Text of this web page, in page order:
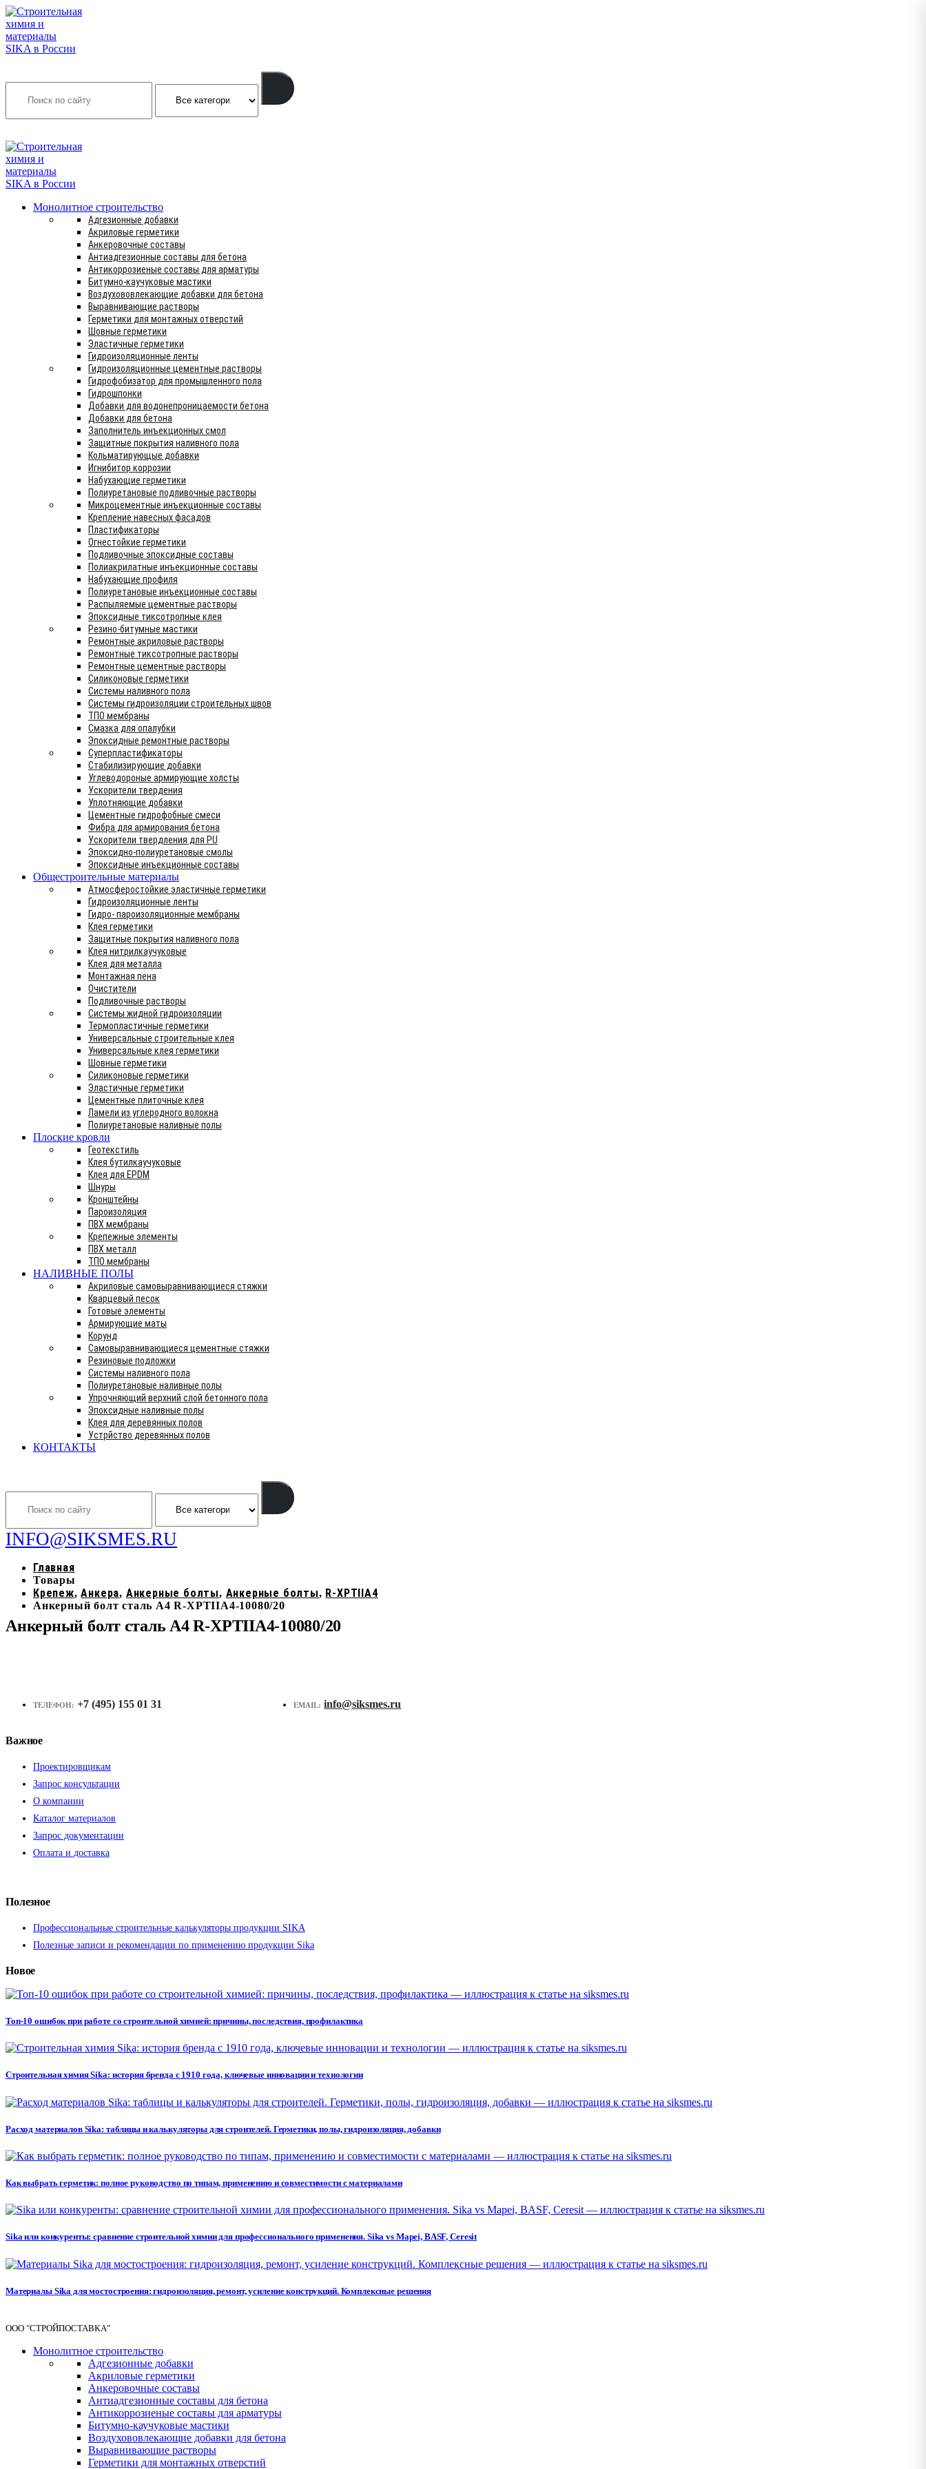
Монолитное строительство
Адгезионные добавки
Акриловые герметики
Анкеровочные составы
Антиадгезионные составы для бетона
Антикоррозиеные составы для арматуры
Битумно-каучуковые мастики
Воздухововлекающие добавки для бетона
Выравнивающие растворы
Герметики для монтажных отверстий
Шовные герметики
Эластичные герметики
Гидроизоляционные ленты
Гидроизоляционные цементные растворы
Гидрофобизатор для промышленного пола
Гидрошпонки
Добавки для водонепроницаемости бетона
Добавки для бетона
Заполнитель инъекционных смол
Защитные покрытия наливного пола
Кольматирующые добавки
Игнибитор коррозии
Набухающие герметики
Полиуретановые подливочные растворы
Микроцементные инъекционные составы
Крепление навесных фасадов
Пластификаторы
Огнестойкие герметики
Подливочные эпоксидные составы
Полиакрилатные инъекционные составы
Набухающие профиля
Полиуретановые инъекционные составы
Распыляемые цементные растворы
Эпоксидные тиксотропные клея
Резино-битумные мастики
Ремонтные акриловые растворы
Ремонтные тиксотропные растворы
Ремонтные цементные растворы
Силиконовые герметики
Системы наливного пола
Системы гидроизоляции строительных швов
ТПО мембраны
Смазка для опалубки
Эпоксидные ремонтные растворы
Суперпластификаторы
Стабилизирующие добавки
Углеводороные армирующие холсты
Ускорители твердения
Уплотняющие добавки
Цементные гидрофобные смеси
Фибра для армирования бетона
Ускорители твердления для PU
Эпоксидно-полиуретановые смолы
Эпоксидные инъекционные составы
Общестроительные материалы
Атмосферостойкие эластичные герметики
Гидроизоляционные ленты
Гидро- пароизоляционные мембраны
Клея герметики
Защитные покрытия наливного пола
Клея нитрилкаучуковые
Клея для металла
Монтажная пена
Очистители
Подливочные растворы
Системы жидной гидроизоляции
Термопластичные герметики
Универсальные строительные клея
Универсальные клея герметики
Шовные герметики
Силиконовые герметики
Эластичные герметики
Цементные плиточные клея
Ламели из углеродного волокна
Полиуретановые наливные полы
Плоские кровли
Геотекстиль
Клея бутилкаучуковые
Клея для EPDM
Шнуры
Кронштейны
Пароизоляция
ПВХ мембраны
Крепежные элементы
ПВХ металл
ТПО мембраны
НАЛИВНЫЕ ПОЛЫ
Акриловые самовыравнивающиеся стяжки
Кварцевый песок
Готовые элементы
Армирующие маты
Корунд
Самовыравнивающиеся цементные стяжки
Резиновые подложки
Системы наливного пола
Полиуретановые наливные полы
Упрочняющий верхний слой бетонного пола
Эпоксидные наливные полы
Клея для деревянных полов
Устрйство деревянных полов
КОНТАКТЫ
INFO@SIKSMES.RU
Главная
Товары
Крепеж,Анкера, Анкерные болты, Анкерные болты, R-XPTIIA4
Анкерный болт сталь А4 R-XPTIIA4-10080/20
Анкерный болт сталь А4 R-XPTIIA4-10080/20
ТЕЛЕФОН: +7 (495) 155 01 31 EMAIL: info@siksmes.ru
Важное
Проектировщикам
Запрос консультации
О компании
Каталог материалов
Запрос документации
Оплата и доставка
Полезное
Профессиональные строительные калькуляторы продукции SIKA
Полезные записи и рекомендации по применению продукции Sika
Новое
Топ-10 ошибок при работе со строительной химией: причины, последствия, профилактика
Строительная химия Sika: история бренда с 1910 года, ключевые инновации и технологии
Расход материалов Sika: таблицы и калькуляторы для строителей. Герметики, полы, гидроизоляция, добавки
Как выбрать герметик: полное руководство по типам, применению и совместимости с материалами
Sika или конкуренты: сравнение строительной химии для профессионального применения. Sika vs Mapei, BASF, Ceresit
Материалы Sika для мостостроения: гидроизоляция, ремонт, усиление конструкций. Комплексные решения
ООО "СТРОЙПОСТАВКА"
Монолитное строительство
Адгезионные добавки
Акриловые герметики
Анкеровочные составы
Антиадгезионные составы для бетона
Антикоррозиеные составы для арматуры
Битумно-каучуковые мастики
Воздухововлекающие добавки для бетона
Выравнивающие растворы
Герметики для монтажных отверстий